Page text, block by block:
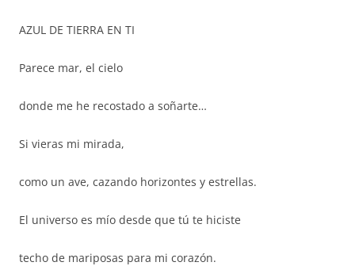
AZUL DE TIERRA EN TI
Parece mar, el cielo
donde me he recostado a soñarte…
Si vieras mi mirada,
como un ave, cazando horizontes y estrellas.
El universo es mío desde que tú te hiciste
techo de mariposas para mi corazón.